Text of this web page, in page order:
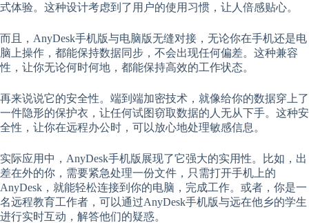
式体验。这种设计考虑到了用户的使用习惯，让人倍感贴心。
而且，AnyDesk手机版与电脑版无缝对接，无论你在手机还是电
脑上操作，都能保持数据同步，不会出现任何偏差。这种兼容
性，让你无论何时何地，都能保持高效的工作状态。
再来说说它的安全性。端到端加密技术，就像给你的数据穿上了
一件隐形的保护衣，让任何试图窃取数据的人无从下手。这种安
全性，让你在远程办公时，可以放心地处理敏感信息。
实际应用中，AnyDesk手机版展现了它强大的实用性。比如，出
差在外的你，需要紧急处理一份文件，只需打开手机上的
AnyDesk，就能轻松连接到你的电脑，完成工作。或者，你是一
名远程教育工作者，可以通过AnyDesk手机版与远在他乡的学生
进行实时互动，解答他们的疑惑。